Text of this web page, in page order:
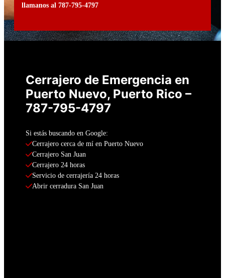
llamanos al 787-795-4797
Cerrajero de Emergencia en
Puerto Nuevo, Puerto Rico –
787-795-4797
Si estás buscando en Google:
Cerrajero cerca de mí en Puerto Nuevo
Cerrajero San Juan
Cerrajero 24 horas
Servicio de cerrajería 24 horas
Abrir cerradura San Juan